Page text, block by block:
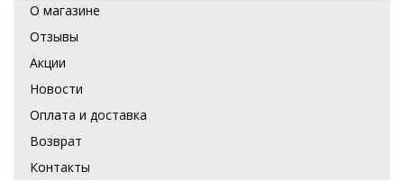
О магазине
Отзывы
Акции
Новости
Оплата и доставка
Возврат
Контакты